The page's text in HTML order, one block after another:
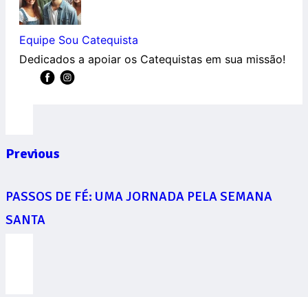
Equipe Sou Catequista
Dedicados a apoiar os Catequistas em sua missão!
Previous
PASSOS DE FÉ: UMA JORNADA PELA SEMANA
SANTA